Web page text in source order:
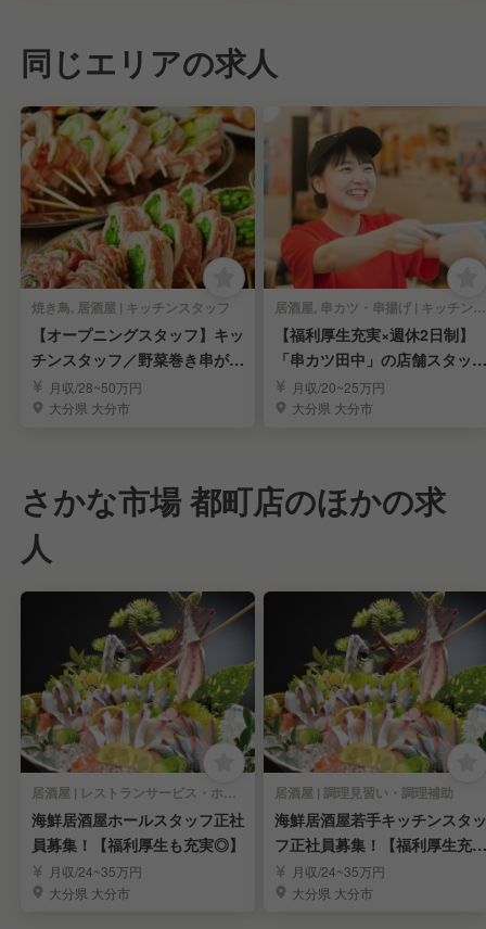
同じエリアの求人
焼き鳥, 居酒屋 | キッチンスタッフ
【オープニングスタッフ】キッ
チンスタッフ／野菜巻き串が自
慢の居酒屋
月収/28~50万円
大分県 大分市
居酒屋, 串カツ・串揚げ | キッチンスタッフ
【福利厚生充実×週休2日制】
「串カツ田中」の店舗スタッフ
を募集！／大分
月収/20~25万円
大分県 大分市
さかな市場 都町店のほかの求
人
居酒屋 | レストランサービス・ホールスタッフ
海鮮居酒屋ホールスタッフ正社
員募集！【福利厚生も充実◎】
月収/24~35万円
大分県 大分市
居酒屋 | 調理見習い・調理補助
海鮮居酒屋若手キッチンスタッ
フ正社員募集！【福利厚生充実
◎】月収/24~35万円
大分県 大分市